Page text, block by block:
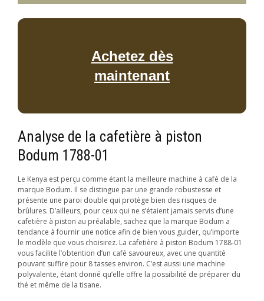
Achetez dès
maintenant
Analyse de la cafetière à piston
Bodum 1788-01
Le Kenya est perçu comme étant la meilleure machine à café de la
marque Bodum. Il se distingue par une grande robustesse et
présente une paroi double qui protège bien des risques de
brûlures. D’ailleurs, pour ceux qui ne s’étaient jamais servis d’une
cafetière à piston au préalable, sachez que la marque Bodum a
tendance à fournir une notice afin de bien vous guider, qu’importe
le modèle que vous choisirez. La cafetière à piston Bodum 1788-01
vous facilite l’obtention d’un café savoureux, avec une quantité
pouvant suffire pour 8 tasses environ. C’est aussi une machine
polyvalente, étant donné qu’elle offre la possibilité de préparer du
thé et même de la tisane.